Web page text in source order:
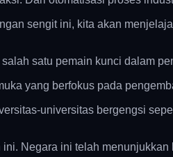
sengit ini, kita akan
satu pemain kunci dalam
yang berfokus pada
universitas bergengsi
Negara ini telah